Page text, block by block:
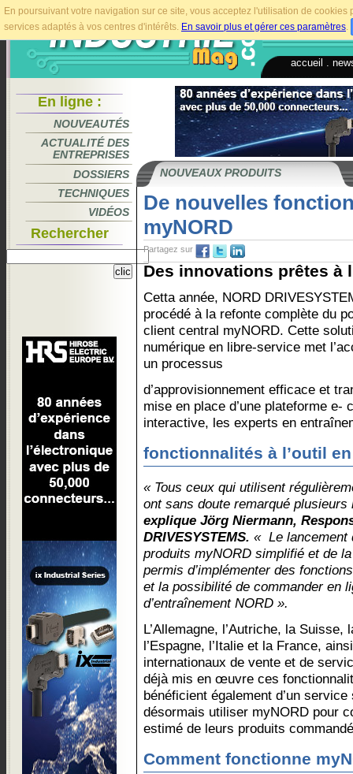
En poursuivant votre navigation sur ce site, vous acceptez l'utilisation de
services adaptés à vos centres d'intérêts. En savoir plus et gérer ces paramètres.
accueil
En ligne :
NOUVEAUTÉS
ACTUALITÉ DES
ENTREPRISES
DOSSIERS
TECHNIQUES
VIDÉOS
Rechercher
NOUVEAUX PRODUITS
De nouvelles
myNORD
Partagez sur
Des innovations prêtes à
Cetta année, NORD
procédé à la refonte complète du
client central myNORD. Cette
numérique en libre-service met
un processus
d’approvisionnement efficace et
mise en place d’une plateforme e-
interactive, les experts en
fonctionnalités à l’outil
« Tous ceux qui utilisent
ont sans doute remarqué
explique Jörg Niermann,
DRIVESYSTEMS. « Le lancement
produits myNORD simplifié et de
permis d’implémenter des
et la possibilité de commander en
d’entraînement NORD ».
L’Allemagne, l’Autriche, la Suisse,
l’Espagne, l’Italie et la France,
internationaux de vente et de
déjà mis en œuvre ces
bénéficient également d’un
désormais utiliser myNORD pour
estimé de leurs produits
Comment fonctionne